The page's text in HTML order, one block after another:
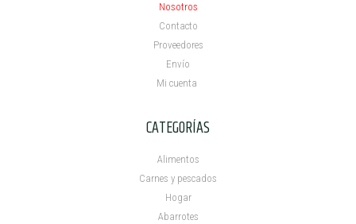
Nosotros
Contacto
Proveedores
Envío
Mi cuenta ​
CATEGORÍAS
Alimentos
Carnes y pescados
Hogar
Abarrotes